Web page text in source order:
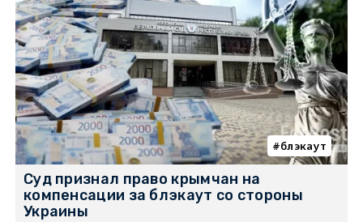
блэкаут
Суд признал право крымчан на
компенсации за блэкаут со стороны
Украины